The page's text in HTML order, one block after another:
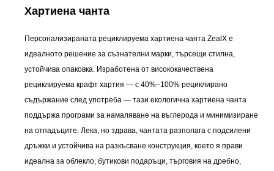
Хартиена чанта
Персонализираната рециклируема хартиена чанта ZealX е
идеалното решение за съзнателни марки, търсещи стилна,
устойчива опаковка. Изработена от висококачествена
рециклируема крафт хартия — с 40%–100% рециклирано
съдържание след употреба — тази екологична хартиена чанта
поддържа програми за намаляване на въглерода и минимизиране
на отпадъците. Лека, но здрава, чантата разполага с подсилени
дръжки и устойчива на разкъсване конструкция, което я прави
идеална за облекло, бутикови подаръци, търговия на дребно,